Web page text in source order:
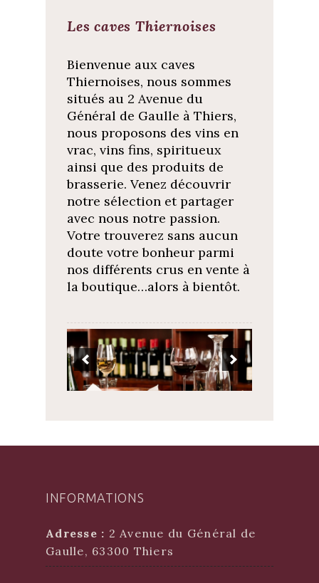
Les caves Thiernoises
Bienvenue aux caves
Thiernoises, nous sommes
situés au 2 Avenue du
Général de Gaulle à Thiers,
nous proposons des vins en
vrac, vins fins, spiritueux
ainsi que des produits de
brasserie. Venez découvrir
notre sélection et partager
avec nous notre passion.
Votre trouverez sans aucun
doute votre bonheur parmi
nos différents crus en vente à
la boutique…alors à bientôt.
INFORMATIONS
Adresse : 2 Avenue du Général de
Gaulle, 63300 Thiers